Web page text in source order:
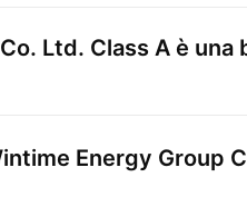
Ltd. Class A è una
Energy Group